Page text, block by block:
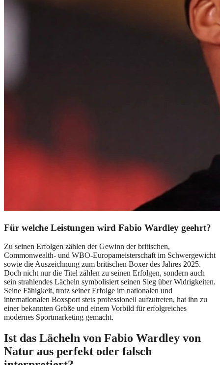
Für welche Leistungen wird Fabio Wardley geehrt?
Zu seinen Erfolgen zählen der Gewinn der britischen,
Commonwealth- und WBO-Europameisterschaft im Schwergewicht
sowie die Auszeichnung zum britischen Boxer des Jahres 2025.
Doch nicht nur die Titel zählen zu seinen Erfolgen, sondern auch
sein strahlendes Lächeln symbolisiert seinen Sieg über Widrigkeiten.
Seine Fähigkeit, trotz seiner Erfolge im nationalen und
internationalen Boxsport stets professionell aufzutreten, hat ihn zu
einer bekannten Größe und einem Vorbild für erfolgreiches
modernes Sportmarketing gemacht.
Ist das Lächeln von Fabio Wardley von
Natur aus perfekt oder falsch